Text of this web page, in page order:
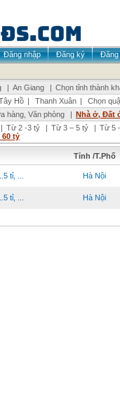
Đăng nhập Đăng ký
Đăng
| An Giang | Chọn tỉnh thành
Hồ | Thanh Xuân |
Chọn
hàng, Văn phòng | Nhà ở, Đất
| Từ 2 -3 tỷ | Từ 3 – 5 tỷ | Từ 5
60 tỷ
Tỉnh /T.Phố
tỉ, ... Hà Nội
tỉ, ... Hà Nội